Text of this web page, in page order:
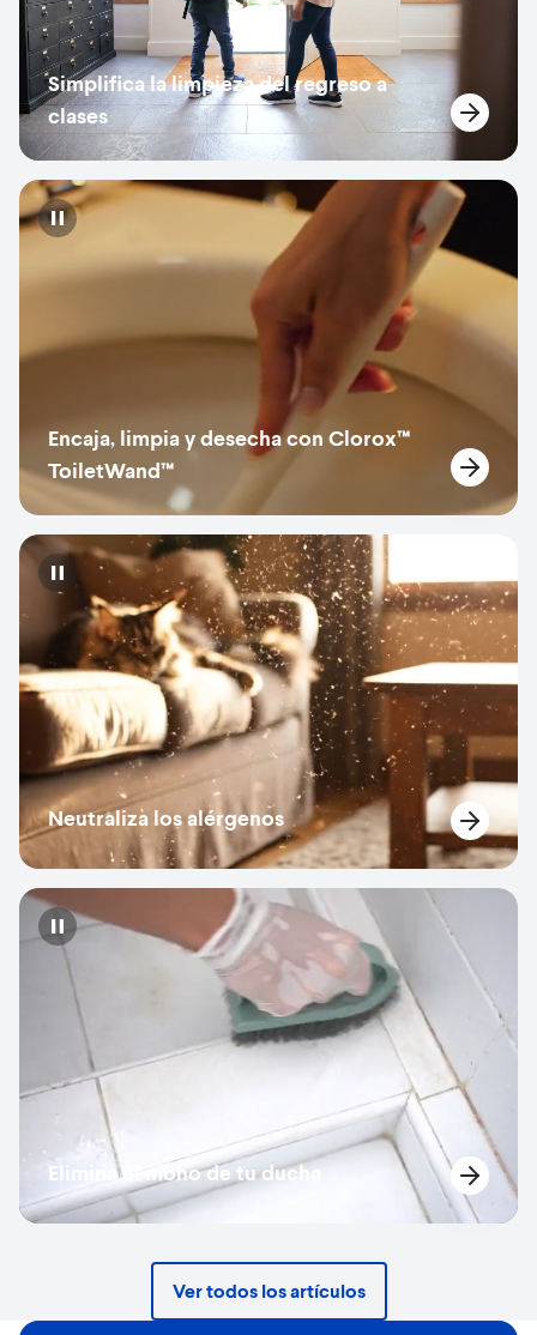
Simplifica la limpieza del regreso a
clases
Encaja, limpia y desecha con Clorox™
ToiletWand™
Pause
Neutraliza los alérgenos
Pause
Elimina el moho de tu ducha
Pause
Ver todos los artículos